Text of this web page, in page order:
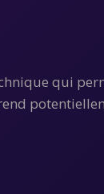
qui